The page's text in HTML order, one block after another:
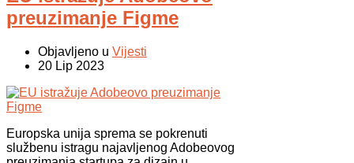
preuzimanje Figme
Objavljeno u Vijesti
20 Lip 2023
Europska unija sprema se pokrenuti
službenu istragu najavljenog Adobeovog